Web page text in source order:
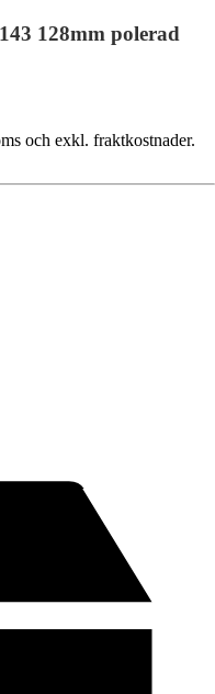
128mm polerad
och exkl. fraktkostnader.